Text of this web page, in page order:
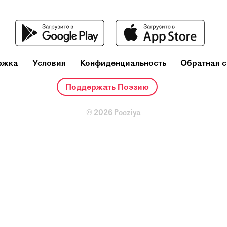
РСФСР,
Условия Конфиденциальность Обратная
Поддержать Поэзию
© 2026 Poeziya